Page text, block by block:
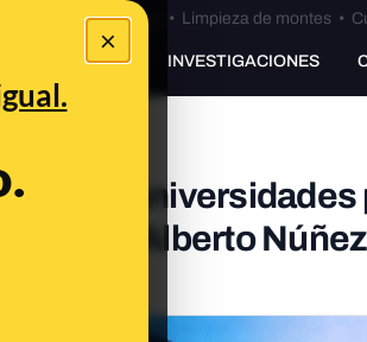
×
Bulos Ceuta • Limpieza de montes•
PREBUNKING INVESTIGACIONES
de las
dice Alberto